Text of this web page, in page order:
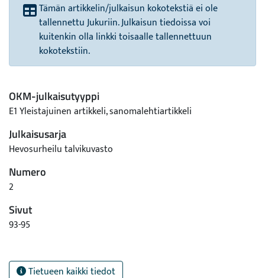
Tämän artikkelin/julkaisun kokotekstiä ei ole
tallennettu Jukuriin. Julkaisun tiedoissa voi
kuitenkin olla linkki toisaalle tallennettuun
kokotekstiin.
OKM-julkaisutyyppi
E1 Yleistajuinen artikkeli, sanomalehtiartikkeli
Julkaisusarja
Hevosurheilu talvikuvasto
Numero
2
Sivut
93-95
Tietueen kaikki tiedot